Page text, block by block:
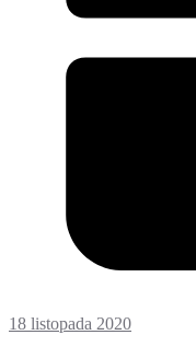
18 listopada 2020